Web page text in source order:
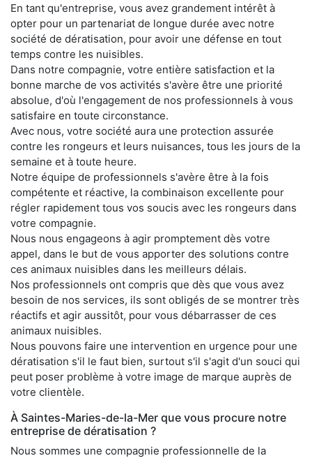
En tant qu'entreprise, vous avez grandement intérêt à
opter pour un partenariat de longue durée avec notre
société de dératisation, pour avoir une défense en tout
temps contre les nuisibles.
Dans notre compagnie, votre entière satisfaction et la
bonne marche de vos activités s'avère être une priorité
absolue, d'où l'engagement de nos professionnels à vous
satisfaire en toute circonstance.
Avec nous, votre société aura une protection assurée
contre les rongeurs et leurs nuisances, tous les jours de la
semaine et à toute heure.
Notre équipe de professionnels s'avère être à la fois
compétente et réactive, la combinaison excellente pour
régler rapidement tous vos soucis avec les rongeurs dans
votre compagnie.
Nous nous engageons à agir promptement dès votre
appel, dans le but de vous apporter des solutions contre
ces animaux nuisibles dans les meilleurs délais.
Nos professionnels ont compris que dès que vous avez
besoin de nos services, ils sont obligés de se montrer très
réactifs et agir aussitôt, pour vous débarrasser de ces
animaux nuisibles.
Nous pouvons faire une intervention en urgence pour une
dératisation s'il le faut bien, surtout s'il s'agit d'un souci qui
peut poser problème à votre image de marque auprès de
votre clientèle.
À Saintes-Maries-de-la-Mer que vous procure notre
entreprise de dératisation ?
Nous sommes une compagnie professionnelle de la